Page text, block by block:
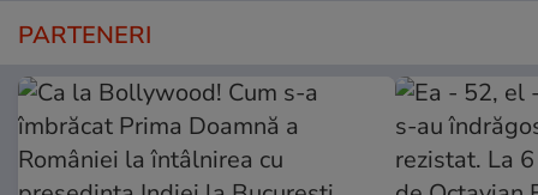
PARTENERI